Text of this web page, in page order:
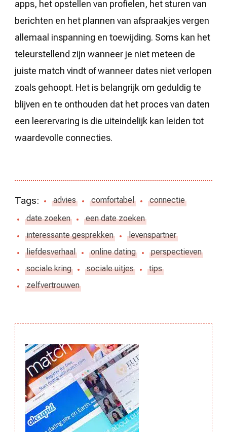
apps, het opstellen van profielen, het sturen van
berichten en het plannen van afspraakjes vergen
allemaal inspanning en toewijding. Soms kan het
teleurstellend zijn wanneer je niet meteen de
juiste match vindt of wanneer dates niet verlopen
zoals gehoopt. Het is belangrijk om geduldig te
blijven en te onthouden dat het proces van daten
een leerervaring is die uiteindelijk kan leiden tot
waardevolle connecties.
Tags: advies comfortabel
connectie
date zoeken
een date zoeken
interessante gesprekken
levenspartner
liefdesverhaal
online dating
perspectieven
sociale kring
sociale uitjes
tips
zelfvertrouwen
Berichtnavigatie